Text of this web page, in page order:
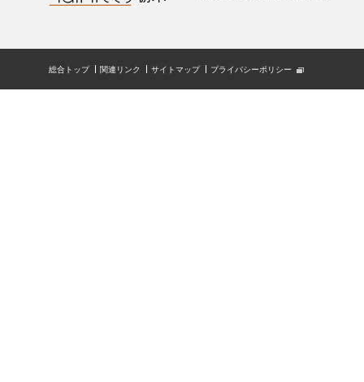
総合トップ 関連リンク サイトマップ プライバシーポリシー